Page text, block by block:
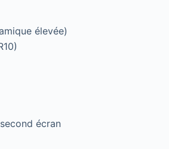
élevée)
écran